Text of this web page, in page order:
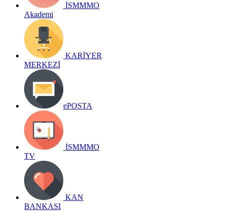
İSMMMO
Akademi
KARİYER
MERKEZİ
ePOSTA
İSMMMO
TV
KAN
BANKASI